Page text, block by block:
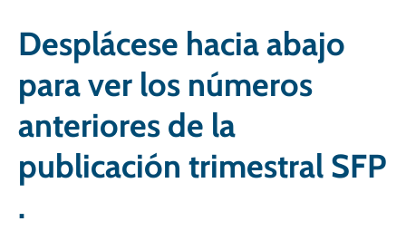
Desplácese hacia abajo
para ver los números
anteriores de la
publicación trimestral SFP
.